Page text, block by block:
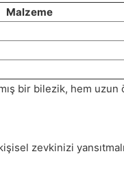
Malzeme
bir bilezik, hem
zevkinizi